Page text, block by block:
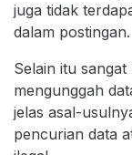
juga tidak
dalam postingan.
Selain itu
mengunggah
jelas asal-
pencurian data